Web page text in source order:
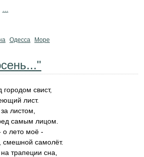
Одесса Море
свист,
лист.
листом,
самым лицом.
о лето моё -
смешной самолёт.
трапеции сна,